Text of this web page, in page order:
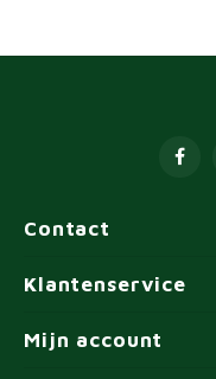
Contact
Klantenservice
Mijn account